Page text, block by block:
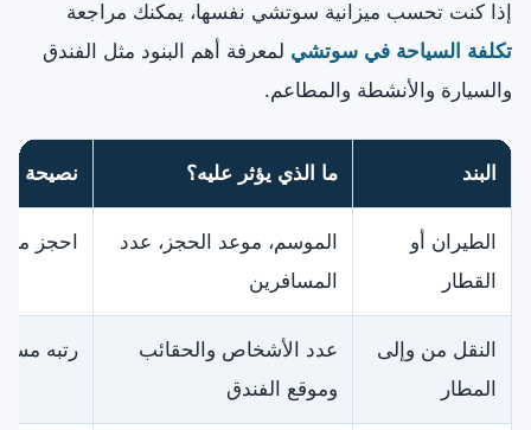
إذا كنت تحسب ميزانية سوتشي نفسها، يمكنك مراجعة
تكلفة السياحة في سوتشي لمعرفة أهم البنود مثل الفندق
والسيارة والأنشطة والمطاعم.
البند ما الذي يؤثر عليه؟ نصيحة
الطيران أو
القطار
الموسم، موعد الحجز، عدد
المسافرين
احجز
النقل من وإلى
المطار
عدد الأشخاص والحقائب
وموقع الفندق
رتبه